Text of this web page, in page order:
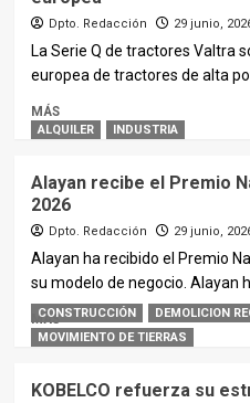
Dpto. Redacción 29 junio,
La Serie Q de tractores Valtra
europea de tractores de alta
MÁS
ALQUILER INDUSTRIA
Alayan recibe el Premio
2026
Dpto. Redacción 29 junio,
Alayan ha recibido el Premio
su modelo de negocio. Alayan
MÁS
CONSTRUCCIÓN DEMOLICION
MOVIMIENTO DE TIERRAS
KOBELCO refuerza su